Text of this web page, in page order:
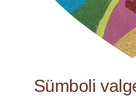
Sümboli